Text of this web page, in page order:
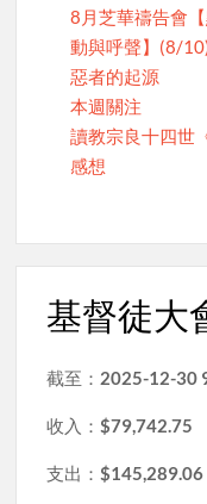
8月芝華禱告會
動與呼聲】(8/
惡者的起源
本週關注
讀教宗良十四世
感想
基督徒大
截至： 2025-12-30
收入：$79,742.75
支出：$145,289.06